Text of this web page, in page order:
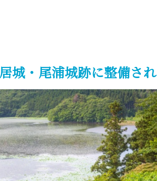
城・尾浦城跡に整備さ